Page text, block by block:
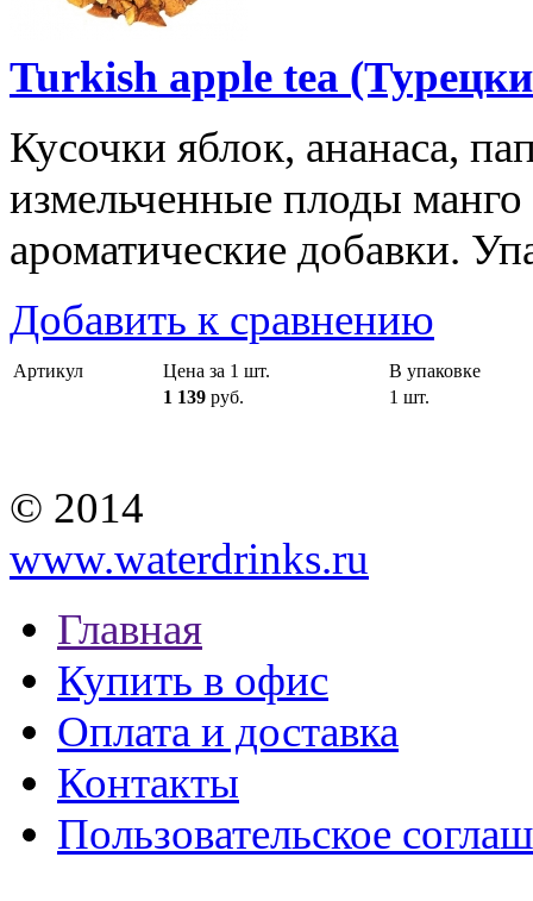
Turkish apple tea
Кусочки яблок, ананаса,
измельченные плоды
ароматические добавки.
Добавить к сравнению
Артикул Цена за 1 шт.
В упаковке
1 139 руб. 1 шт.
© 2014
www.waterdrinks.ru
Главная
Купить в офис
Оплата и доставка
Контакты
Пользовательское